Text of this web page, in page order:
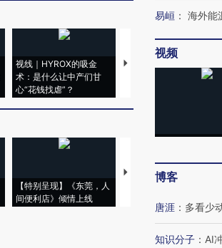
视线｜HYROX的吸金
术：是什么让中产们甘
心“花钱找虐”？
马航飞行员跨国走私7万
粒摇头丸 尿检体内含3种
【特别呈现】《东莞，人
间便利店》倾情上线
【推广】走进第四届链博
会，让数智科技“链”接产
易峘 ： 海外能
视频
博客
唐涯 ： 多看少
知识分子 ： AI